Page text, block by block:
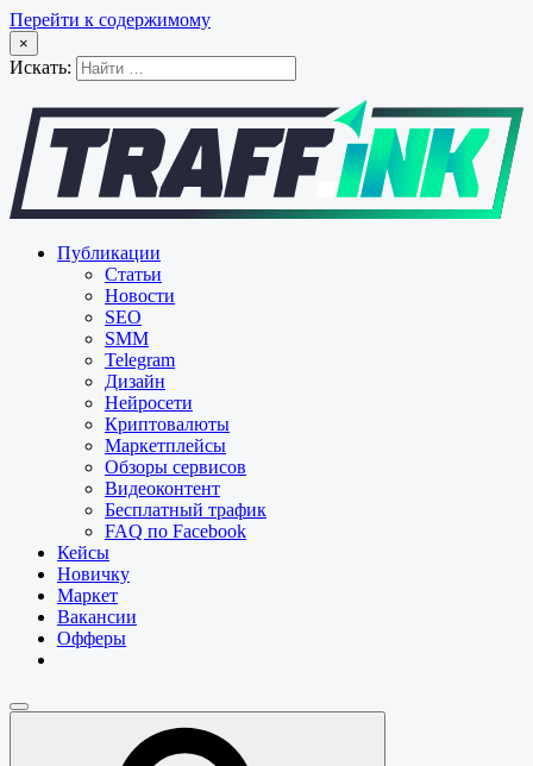
Перейти к содержимому
×
Искать:
Публикации
Статьи
Новости
SEO
SMM
Telegram
Дизайн
Нейросети
Криптовалюты
Маркетплейсы
Обзоры сервисов
Видеоконтент
Бесплатный трафик
FAQ по Facebook
Кейсы
Новичку
Маркет
Вакансии
Офферы